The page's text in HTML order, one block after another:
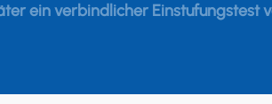
ein verbindlicher Einstufungstest